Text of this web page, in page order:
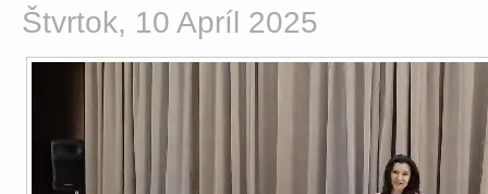
Štvrtok, 10 Apríl 2025